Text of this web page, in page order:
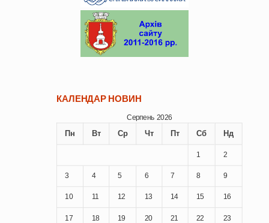
КАЛЕНДАР НОВИН
Серпень 2026
Пн Вт Ср Чт Пт Сб Нд
1 2
3 4 5 6 7 8 9
10 11 12 13 14 15 16
17 18 19 20 21 22 23